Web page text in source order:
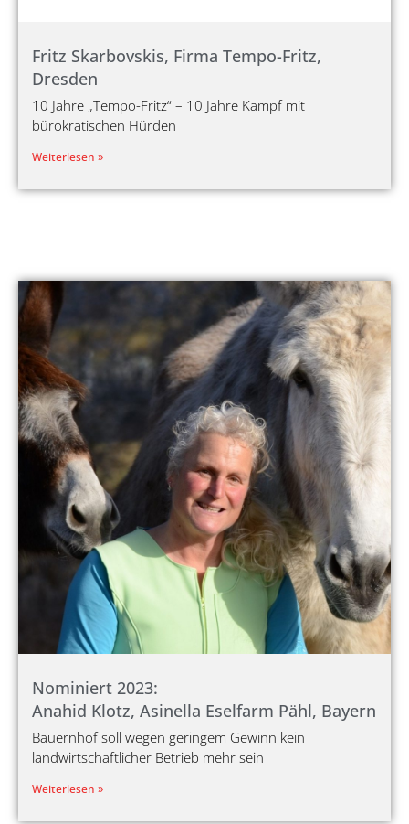
Fritz Skarbovskis, Firma Tempo-Fritz,
Dresden
10 Jahre „Tempo-Fritz“ – 10 Jahre Kampf mit
bürokratischen Hürden
Weiterlesen »
Nominiert 2023:
Anahid Klotz, Asinella Eselfarm Pähl, Bayern
Bauernhof soll wegen geringem Gewinn kein
landwirtschaftlicher Betrieb mehr sein
Weiterlesen »